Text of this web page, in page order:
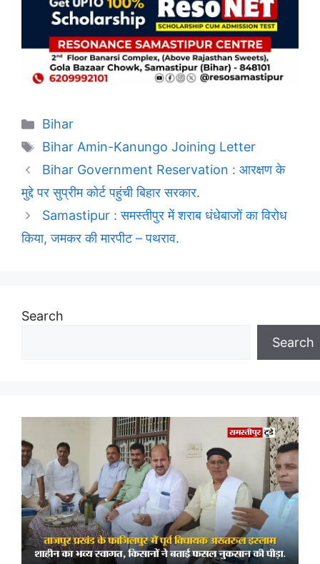
Categories
Bihar
Tags
Bihar Amin-Kanungo Joining Letter
Bihar Government Reservation : आरक्षण के
मुद्दे पर सुप्रीम कोर्ट पहुंची बिहार सरकार.
Samastipur : समस्तीपुर में शराब धंधेबाजों का विरोध
किया, जमकर की मारपीट – पथराव.
Search
Search